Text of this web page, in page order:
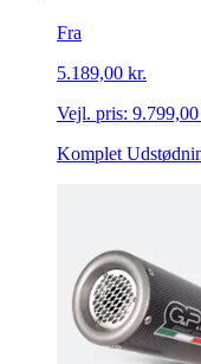
Fra
5.189,00 kr.
Vejl. pris:
Komplet